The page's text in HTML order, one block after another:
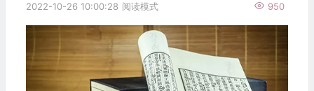
2022-10-26 10:00:28 950
阅读模式